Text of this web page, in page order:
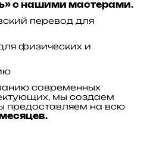
с нашими мастерами.
перевод для
физических и
современных
мы создаем
на всю